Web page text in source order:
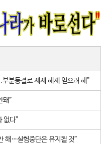
분동결로 제재 해제 얻으려 해”
돼”
없다”
해…실험중단은 유지될 것”